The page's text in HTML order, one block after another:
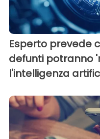
Esperto prevede
defunti potranno
l'intelligenza